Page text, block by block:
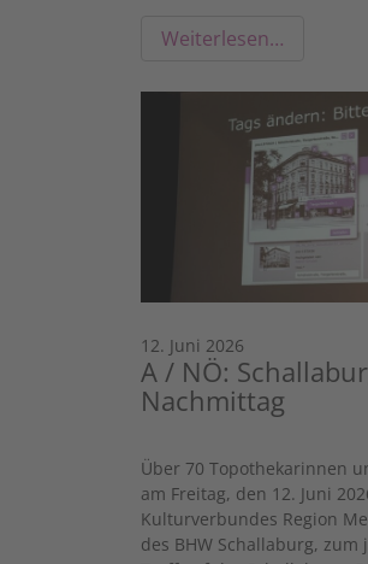
Weiterlesen…
12. Juni 2026
A / NÖ:
Nachmittag
Über 70 Topothekarinnen
am Freitag, den 12. Juni
Kulturverbundes Region
des BHW Schallaburg,